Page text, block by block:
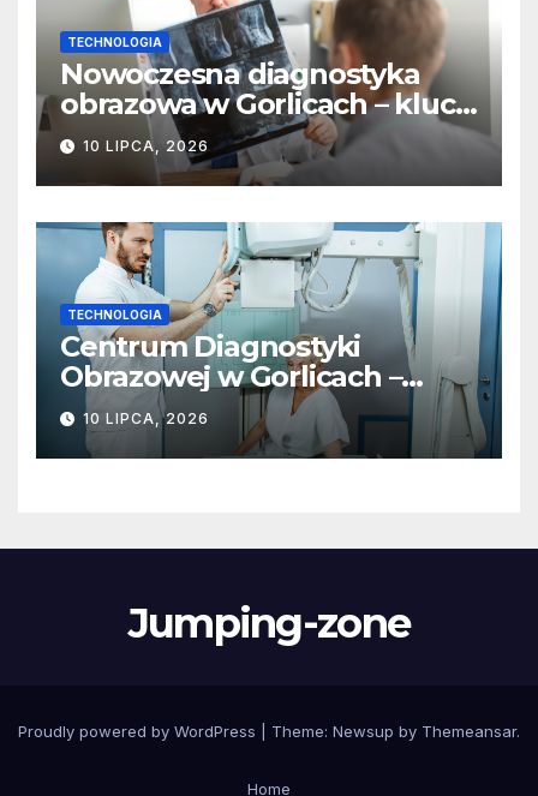
TECHNOLOGIA
Nowoczesna diagnostyka
obrazowa w Gorlicach – klucz
do szybkiej i skutecznej
terapii
10 LIPCA, 2026
TECHNOLOGIA
Centrum Diagnostyki
Obrazowej w Gorlicach –
nowoczesne metody badań
10 LIPCA, 2026
Jumping-zone
Proudly powered by WordPress Theme: Newsup by Themeansar.
Home